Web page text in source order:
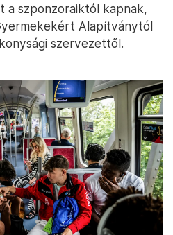
a szponzoraiktól kapnak,
Alapítványtól
szervezettől.